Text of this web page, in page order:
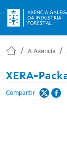
A Axencia
XERA-
Compartir